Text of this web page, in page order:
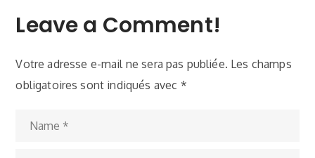
Leave a Comment!
Votre adresse e-mail ne sera pas publiée. Les champs
obligatoires sont indiqués avec *